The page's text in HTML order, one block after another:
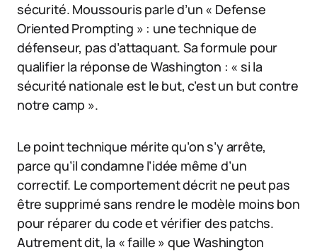
sécurité. Moussouris parle d’un « Defense
Oriented Prompting » : une technique de
défenseur, pas d’attaquant. Sa formule pour
qualifier la réponse de Washington : « si la
sécurité nationale est le but, c’est un but contre
notre camp ».
Le point technique mérite qu’on s’y arrête,
parce qu’il condamne l’idée même d’un
correctif. Le comportement décrit ne peut pas
être supprimé sans rendre le modèle moins bon
pour réparer du code et vérifier des patchs.
Autrement dit, la « faille » que Washington